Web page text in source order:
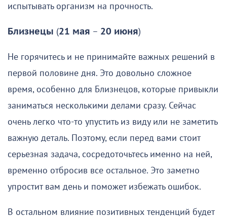
испытывать организм на прочность.
Близнецы (21 мая – 20 июня)
Не горячитесь и не принимайте важных решений в
первой половине дня. Это довольно сложное
время, особенно для Близнецов, которые привыкли
заниматься несколькими делами сразу. Сейчас
очень легко что-то упустить из виду или не заметить
важную деталь. Поэтому, если перед вами стоит
серьезная задача, сосредоточьтесь именно на ней,
временно отбросив все остальное. Это заметно
упростит вам день и поможет избежать ошибок.
В остальном влияние позитивных тенденций будет